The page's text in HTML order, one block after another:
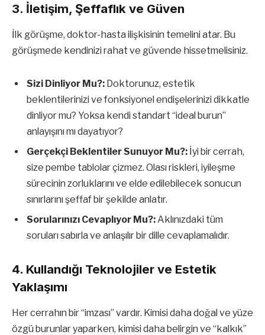
3. İletişim, Şeffaflık ve Güven
İlk görüşme, doktor-hasta ilişkisinin temelini atar. Bu
görüşmede kendinizi rahat ve güvende hissetmelisiniz.
Sizi Dinliyor Mu?: Doktorunuz, estetik
beklentilerinizi ve fonksiyonel endişelerinizi dikkatle
dinliyor mu? Yoksa kendi standart “ideal burun”
anlayışını mı dayatıyor?
Gerçekçi Beklentiler Sunuyor Mu?: İyi bir cerrah,
size pembe tablolar çizmez. Olası riskleri, iyileşme
sürecinin zorluklarını ve elde edilebilecek sonucun
sınırlarını şeffaf bir şekilde anlatır.
Sorularınızı Cevaplıyor Mu?:Aklınızdaki tüm
soruları sabırla ve anlaşılır bir dille cevaplamalıdır.
4. Kullandığı Teknolojiler ve Estetik
Yaklaşımı
Her cerrahın bir “imzası” vardır. Kimisi daha doğal ve yüze
özgü burunlar yaparken, kimisi daha belirgin ve “kalkık”